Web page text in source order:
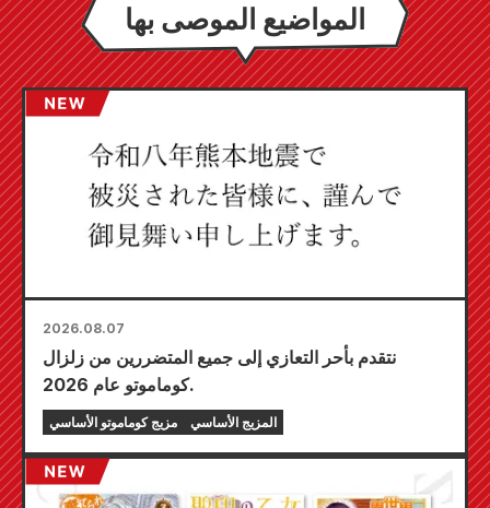
المواضيع الموصى بها
2026.08.07
نتقدم بأحر التعازي إلى جميع المتضررين من زلزال
كوماموتو عام 2026.
مزيج كوماموتو الأساسي المزيج الأساسي